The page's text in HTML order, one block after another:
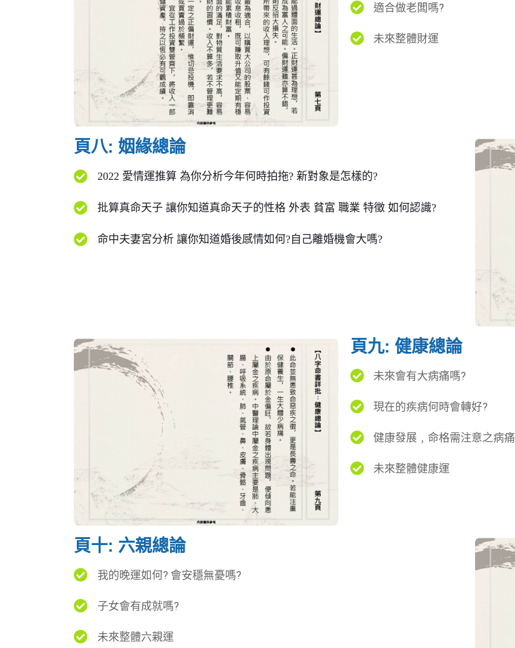
適合做老闆嗎?
未來整體財運
頁八: 姻緣總論
2022 愛情運推算 為你分析今年何時拍拖? 新對象是怎樣的?
批算真命天子 讓你知道真命天子的性格 外表 貧富 職業 特徵 如何認識?
命中夫妻宮分析 讓你知道婚後感情如何?自己離婚機會大嗎?
頁九: 健康總論
未來會有大病痛嗎?
現在的疾病何時會轉好?
健康發展﹐命格需注意之病痛
未來整體健康運
頁十: 六親總論
我的晚運如何? 會安穩無憂嗎?
子女會有成就嗎?
未來整體六親運